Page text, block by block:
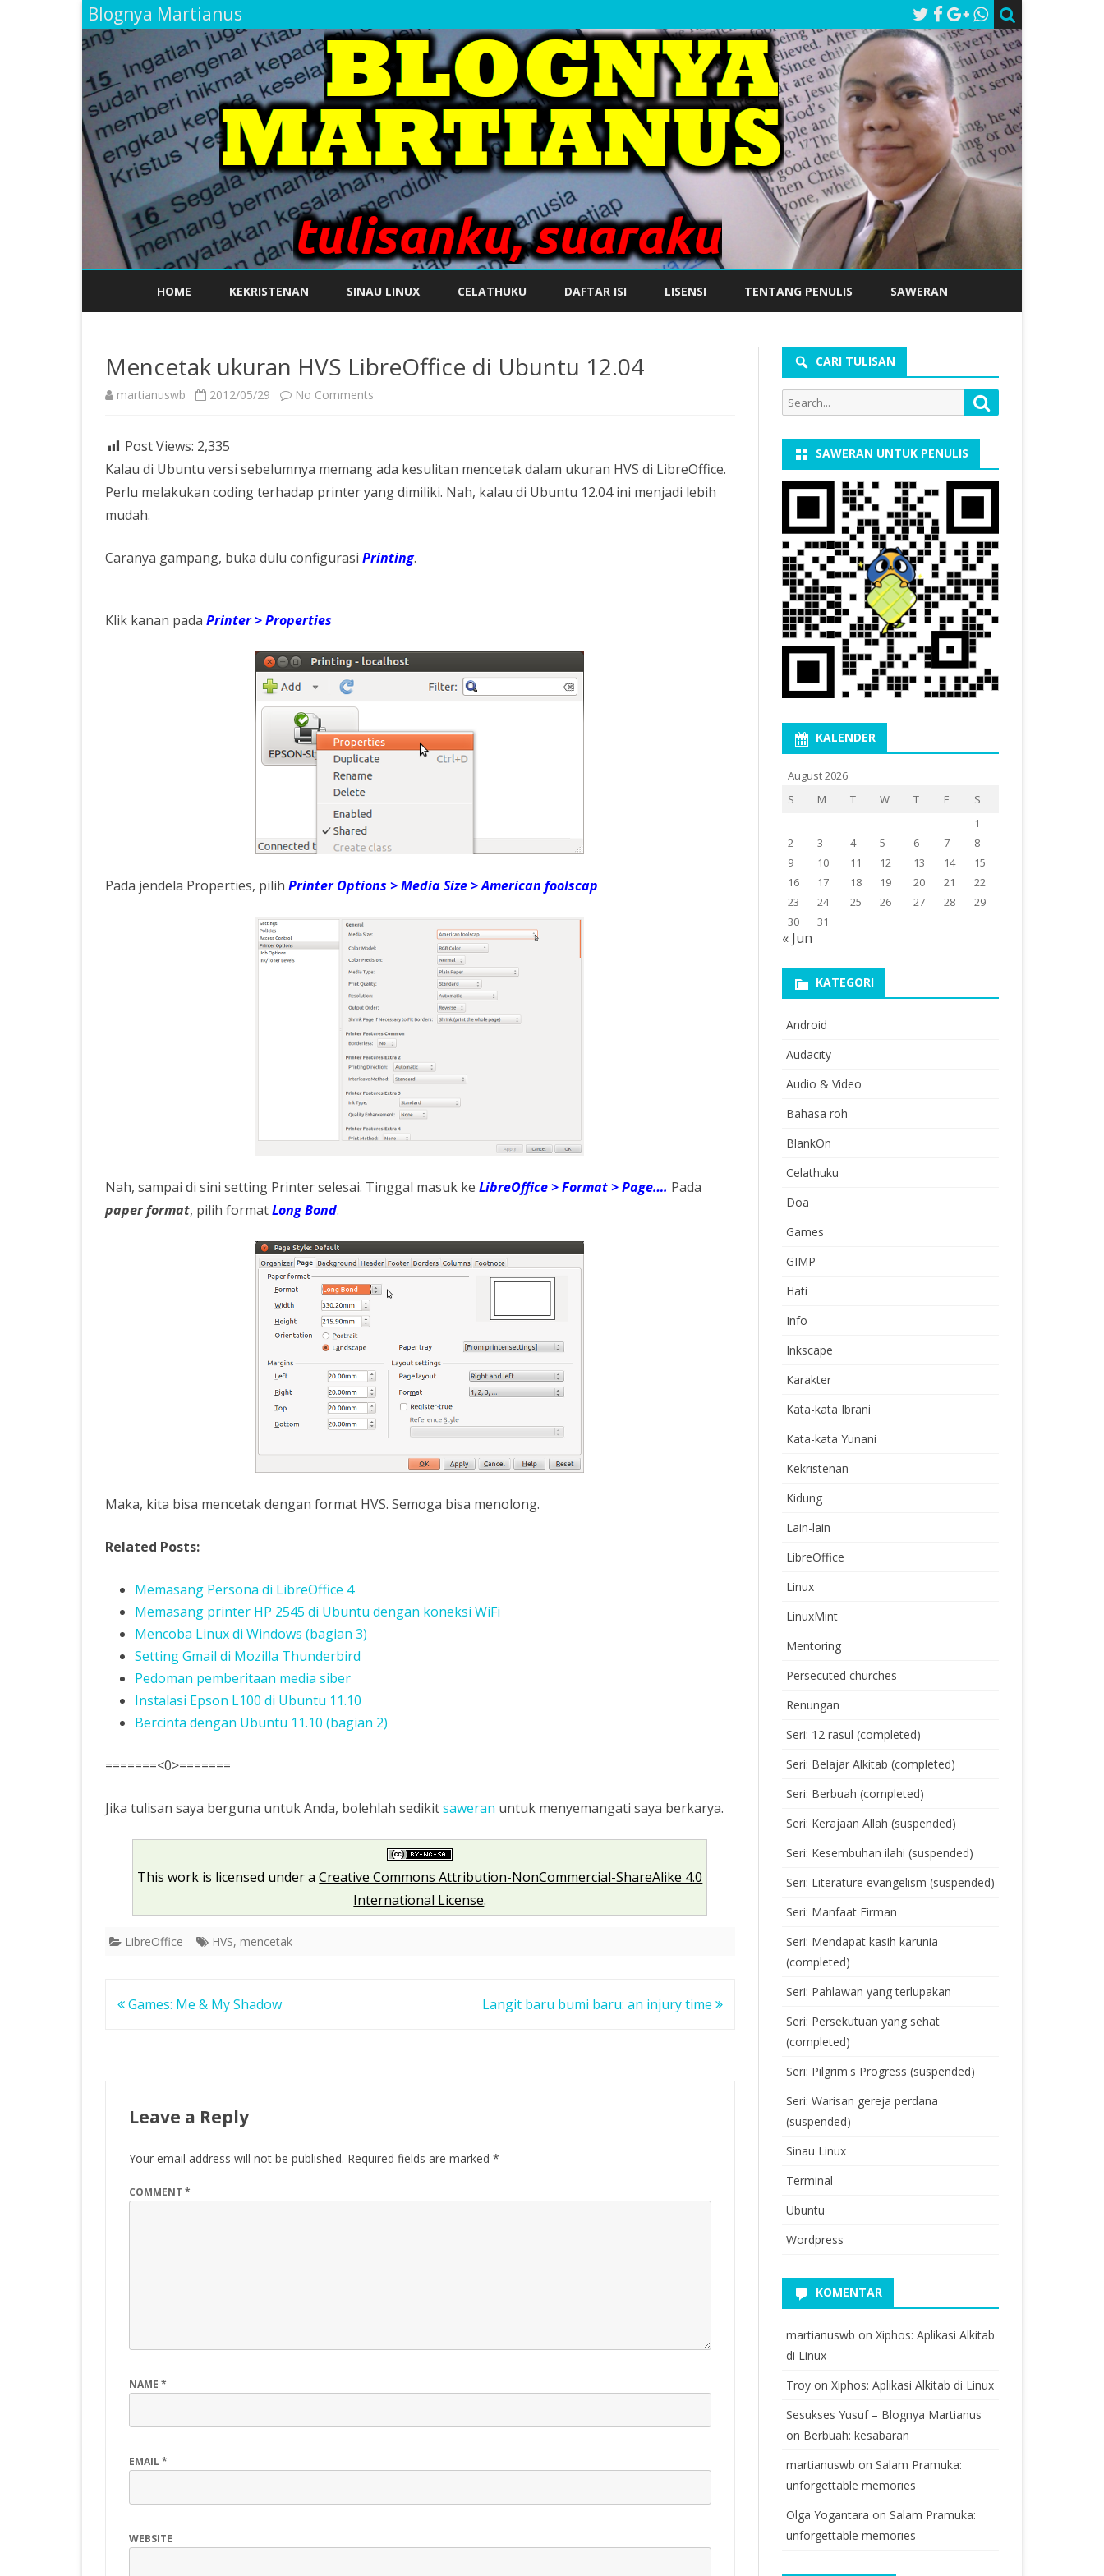
Blognya Martianus
HOME KEKRISTENAN SINAU LINUX CELATHUKU DAFTAR ISI LISENSI TENTANG PENULIS SAWERAN
Mencetak ukuran HVS LibreOffice di Ubuntu 12.04
martianuswb 2012/05/29 No Comments
Ubuntu
Post Views: 2,335
Kalau di Ubuntu versi sebelumnya memang ada kesulitan mencetak dalam ukuran HVS di LibreOffice.
Perlu melakukan coding terhadap printer yang dimiliki. Nah, kalau di Ubuntu 12.04 ini menjadi lebih
mudah.
Caranya gampang, buka dulu configurasi Printing.
Klik kanan pada Printer > Properties
Pada jendela Properties, pilih Printer Options > Media Size > American foolscap
Nah, sampai di sini setting Printer selesai. Tinggal masuk ke LibreOffice > Format > Page…. Pada
paper format, pilih formatLong Bond.
Maka, kita bisa mencetak dengan format HVS. Semoga bisa menolong.
Related Posts:
Memasang Persona di LibreOffice 4
Memasang printer HP 2545 di Ubuntu dengan koneksi WiFi
Mencoba Linux di Windows (bagian 3)
Setting Gmail di Mozilla Thunderbird
Pedoman pemberitaan media siber
Instalasi Epson L100 di Ubuntu 11.10
Bercinta dengan Ubuntu 11.10 (bagian 2)
=======<0>=======
Jika tulisan saya berguna untuk Anda, bolehlah sedikitsaweran untuk menyemangati saya berkarya.
This work is licensed under aCreative Commons Attribution-NonCommercial-ShareAlike 4.0
International License.
LibreOffice HVS, mencetak
Post
Games: Me & My Shadow Langit baru bumi baru: an injury time
Leave a Reply
Your email address will not be published. Required fields are marked *
COMMENT *
NAME *
EMAIL*
WEBSITE
CARI TULISAN
Search
for:
SAWERAN UNTUK PENULIS
KALENDER
August 2026
S
M T W T F
S
1
2
3 4 5 6 7
8
9
10 11 12 13 14
15
16
17 18 19 20 21
22
23
24 25 26 27 28
29
30
31
« Jun
KATEGORI
Android
Audacity
Audio & Video
Bahasa roh
BlankOn
Celathuku
Doa
Games
GIMP
Hati
Info
Inkscape
Karakter
Kata-kata Ibrani
Kata-kata Yunani
Kekristenan
Kidung
Lain-lain
LibreOffice
Linux
LinuxMint
Mentoring
Persecuted churches
Renungan
Seri: 12 rasul (completed)
Seri: Belajar Alkitab (completed)
Seri: Berbuah (completed)
Seri: Kerajaan Allah (suspended)
Seri: Kesembuhan ilahi (suspended)
Seri: Literature evangelism (suspended)
Seri: Manfaat Firman
Seri: Mendapat kasih karunia
(completed)
Seri: Pahlawan yang terlupakan
Seri: Persekutuan yang sehat
(completed)
Seri: Pilgrim's Progress (suspended)
Seri: Warisan gereja perdana
(suspended)
Sinau Linux
Terminal
Ubuntu
Wordpress
KOMENTAR
martianuswb on Xiphos: Aplikasi Alkitab
di Linux
Troyon Xiphos: Aplikasi Alkitab di Linux
Sesukses Yusuf – Blognya Martianus
on Berbuah: kesabaran
martianuswb on Salam Pramuka:
unforgettable memories
Olga Yogantara on Salam Pramuka:
unforgettable memories